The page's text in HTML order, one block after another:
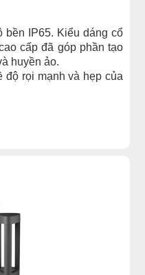
IP65. Kiểu dáng cổ
cấp đã góp phần tạo
huyền ảo.
rọi mạnh và hẹp của
chống thấm được thiế